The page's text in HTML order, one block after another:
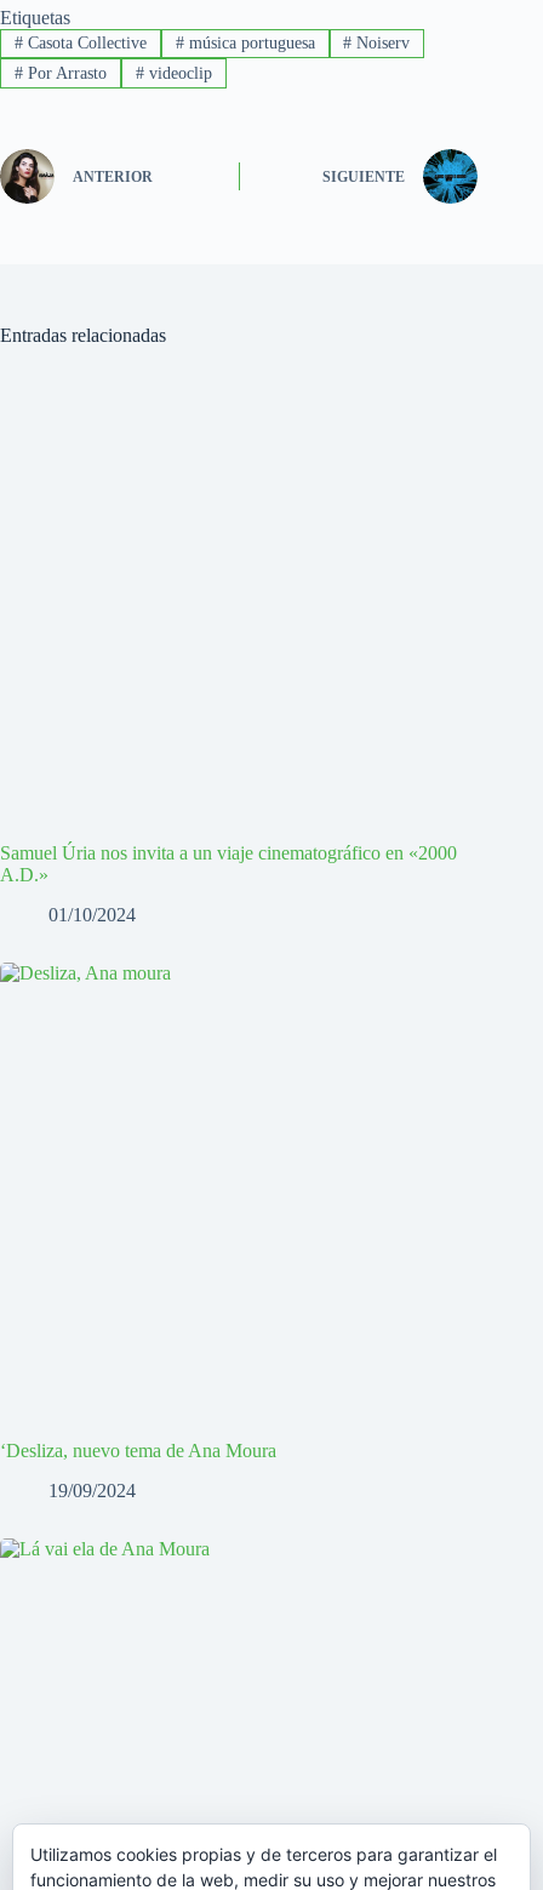
Etiquetas
#Casota Collective #música portuguesa # Noiserv
#Por Arrasto #videoclip
ANTERIOR SIGUIENTE
Entradas relacionadas
Samuel Úria nos invita a un viaje cinematográfico en «2000
A.D.»
01/10/2024
‘Desliza, nuevo tema de Ana Moura
19/09/2024
Utilizamos cookies propias y de terceros para garantizar el
funcionamiento de la web, medir su uso y mejorar nuestros